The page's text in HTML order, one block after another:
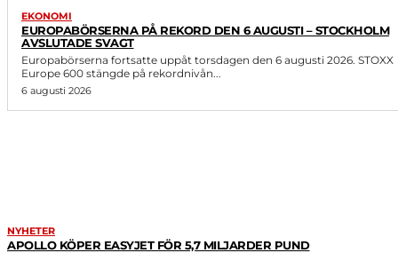
EKONOMI
EUROPABÖRSERNA PÅ REKORD DEN 6 AUGUSTI – STOCKHOLM
AVSLUTADE SVAGT
Europabörserna fortsatte uppåt torsdagen den 6 augusti 2026. STOXX
Europe 600 stängde på rekordnivån...
6 augusti 2026
NYHETER
APOLLO KÖPER EASYJET FÖR 5,7 MILJARDER PUND